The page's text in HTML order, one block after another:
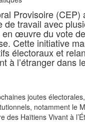
Provisoire
de travail avec
œuvre du vote
Cette initiative
électoraux et
à l’étranger dans
joutes
notamment le
des Haïtiens Vivant à